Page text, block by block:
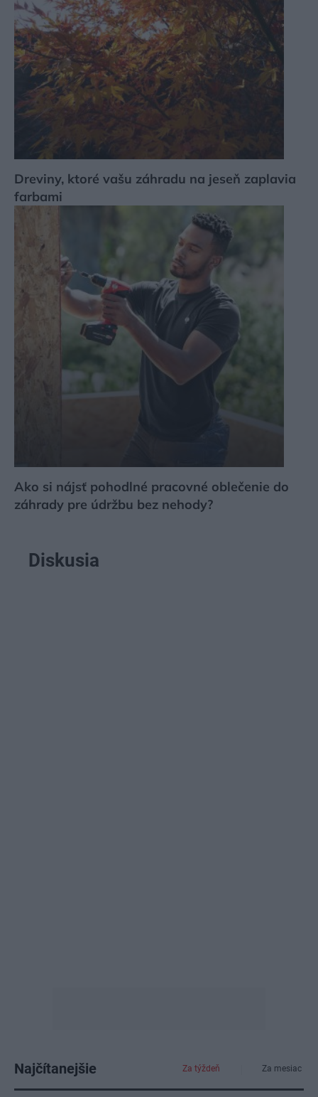
Dreviny, ktoré vašu záhradu na jeseň zaplavia
farbami
Ako si nájsť pohodlné pracovné oblečenie do
záhrady pre údržbu bez nehody?
Diskusia
Najčítanejšie Za týždeň Za mesiac